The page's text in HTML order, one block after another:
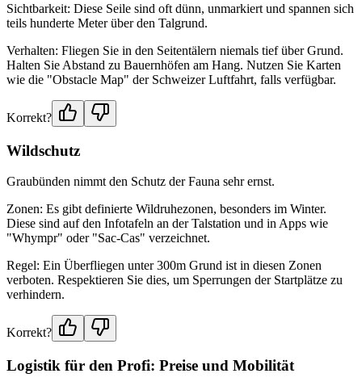
Sichtbarkeit: Diese Seile sind oft dünn, unmarkiert und spannen sich
teils hunderte Meter über den Talgrund.
Verhalten: Fliegen Sie in den Seitentälern niemals tief über Grund.
Halten Sie Abstand zu Bauernhöfen am Hang. Nutzen Sie Karten
wie die "Obstacle Map" der Schweizer Luftfahrt, falls verfügbar.
Korrekt?
Wildschutz
Graubünden nimmt den Schutz der Fauna sehr ernst.
Zonen: Es gibt definierte Wildruhezonen, besonders im Winter.
Diese sind auf den Infotafeln an der Talstation und in Apps wie
"Whympr" oder "Sac-Cas" verzeichnet.
Regel: Ein Überfliegen unter 300m Grund ist in diesen Zonen
verboten. Respektieren Sie dies, um Sperrungen der Startplätze zu
verhindern.
Korrekt?
Logistik für den Profi: Preise und Mobilität